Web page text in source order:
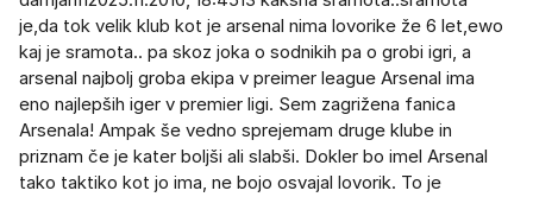
je,da tok velik klub kot je arsenal nima lovorike že 6 let,ewo
kaj je sramota.. pa skoz joka o sodnikih pa o grobi igri, a
arsenal najbolj groba ekipa v preimer league Arsenal ima
eno najlepših iger v premier ligi. Sem zagrižena fanica
Arsenala! Ampak še vedno sprejemam druge klube in
priznam če je kater boljši ali slabši. Dokler bo imel Arsenal
tako taktiko kot jo ima, ne bojo osvajal lovorik. To je